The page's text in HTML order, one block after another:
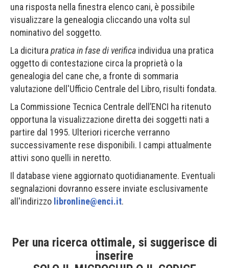
una risposta nella finestra elenco cani, è possibile
visualizzare la genealogia cliccando una volta sul
nominativo del soggetto.
La dicitura pratica in fase di verifica individua una pratica
oggetto di contestazione circa la proprietà o la
genealogia del cane che, a fronte di sommaria
valutazione dell'Ufficio Centrale del Libro, risulti fondata.
La Commissione Tecnica Centrale dell’ENCI ha ritenuto
opportuna la visualizzazione diretta dei soggetti nati a
partire dal 1995. Ulteriori ricerche verranno
successivamente rese disponibili. I campi attualmente
attivi sono quelli in neretto.
Il database viene aggiornato quotidianamente. Eventuali
segnalazioni dovranno essere inviate esclusivamente
all'indirizzo libronline@enci.it.
Per una ricerca ottimale, si suggerisce di
inserire